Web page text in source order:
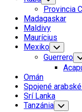
Child
Menu
Provincia
Madagaskar
Maldivy
Maurícius
Mexiko Toggle
Child
Menu
Guerrero
Omán
Spojené
Srí Lanka
Tanzánia Toggle